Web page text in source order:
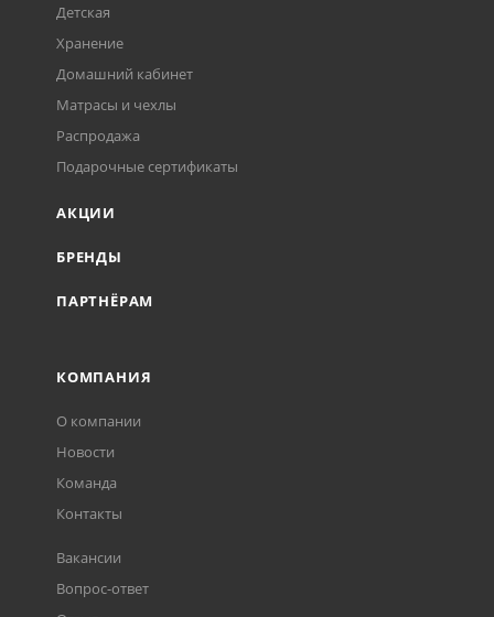
Детская
Хранение
Домашний кабинет
Матрасы и чехлы
Распродажа
Подарочные сертификаты
АКЦИИ
БРЕНДЫ
ПАРТНЁРАМ
КОМПАНИЯ
О компании
Новости
Команда
Контакты
Вакансии
Вопрос-ответ